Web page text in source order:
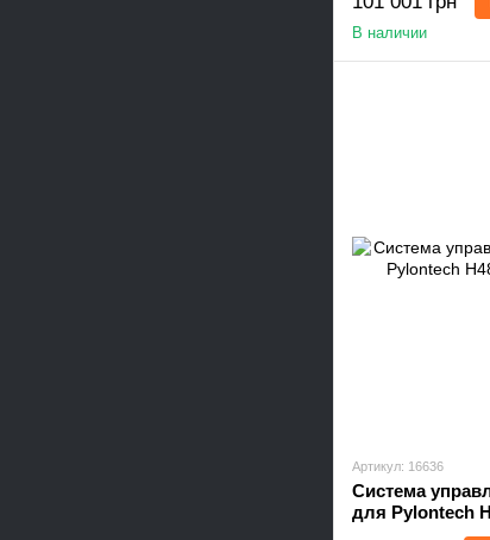
В наличии
Артикул: 16636
Система
для Pylontech